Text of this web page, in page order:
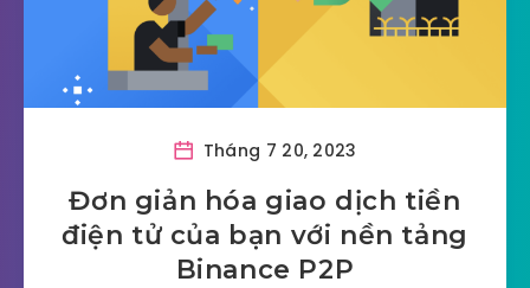
Tháng 7 20, 2023
Đơn giản hóa giao dịch tiền
điện tử của bạn với nền tảng
Binance P2P